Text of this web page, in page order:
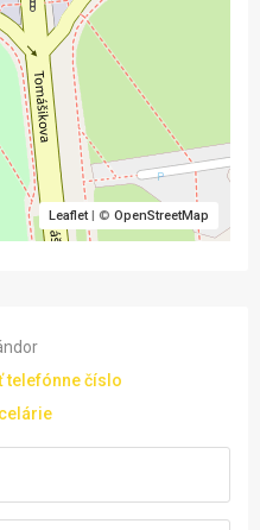
Leaflet| © OpenStreetMap
telefónne číslo